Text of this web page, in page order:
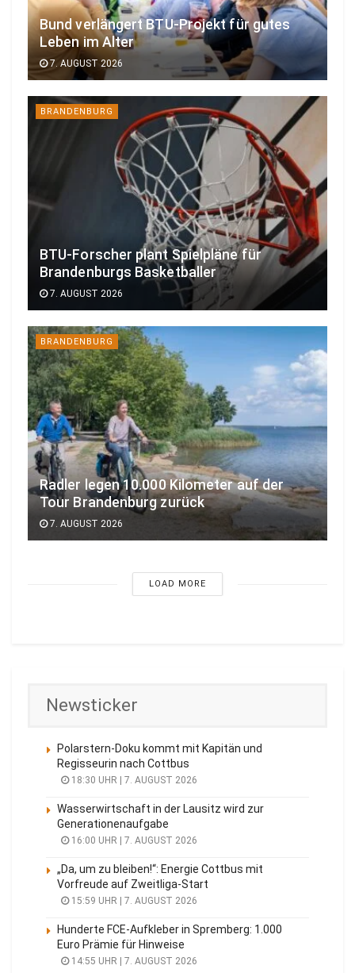
Bund verlängert BTU-Projekt für gutes
Leben im Alter
7. AUGUST 2026
BRANDENBURG
BTU-Forscher plant Spielpläne für
Brandenburgs Basketballer
7. AUGUST 2026
BRANDENBURG
Radler legen 10.000 Kilometer auf der
Tour Brandenburg zurück
7. AUGUST 2026
LOAD MORE
Newsticker
Polarstern-Doku kommt mit Kapitän und
Regisseurin nach Cottbus
18:30 UHR | 7. AUGUST 2026
Wasserwirtschaft in der Lausitz wird zur
Generationenaufgabe
16:00 UHR | 7. AUGUST 2026
„Da, um zu bleiben!“: Energie Cottbus mit
Vorfreude auf Zweitliga-Start
15:59 UHR | 7. AUGUST 2026
Hunderte FCE-Aufkleber in Spremberg: 1.000
Euro Prämie für Hinweise
14:55 UHR | 7. AUGUST 2026